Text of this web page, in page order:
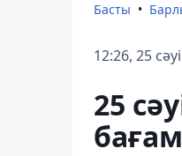
Басты
12:26, 25
25